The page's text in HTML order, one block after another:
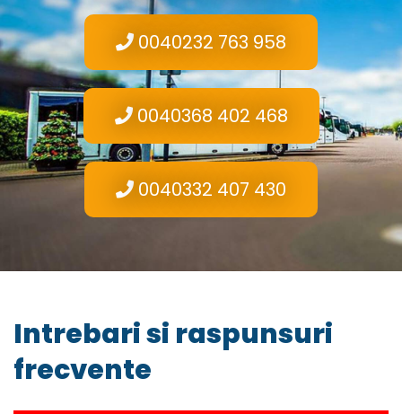
0040232 763 958
0040368 402 468
0040332 407 430
Intrebari si raspunsuri
frecvente